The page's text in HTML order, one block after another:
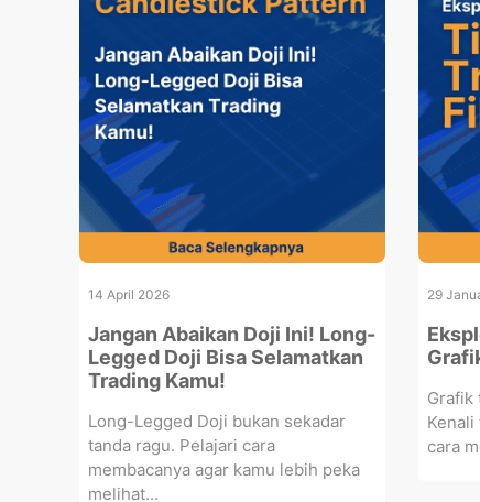
14 April 2026
Jangan Abaikan Doji Ini! Long-
Legged Doji Bisa Selamatkan
Trading Kamu!
Long-Legged Doji bukan sekadar
tanda ragu. Pelajari cara
membacanya agar kamu lebih peka
melihat...
29
Grafik
cara